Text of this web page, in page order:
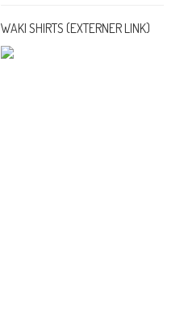
WAKI SHIRTS (EXTERNER LINK)